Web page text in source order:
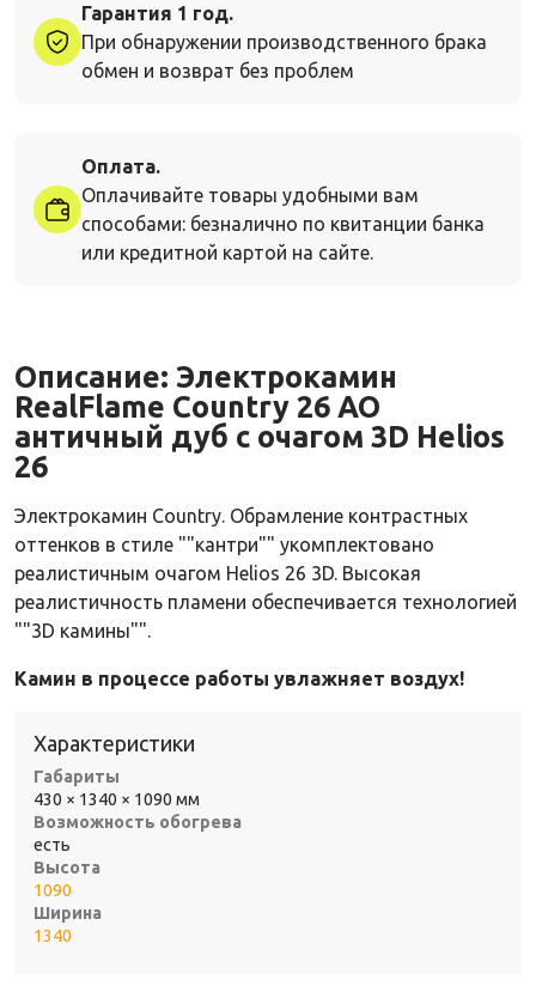
Гарантия 1 год.
При обнаружении производственного брака
обмен и возврат без проблем
Оплата.
Оплачивайте товары удобными вам
способами: безналично по квитанции банка
или кредитной картой на сайте.
Описание: Электрокамин
RealFlame Country 26 AO
античный дуб с очагом 3D Helios
26
Электрокамин Country. Обрамление контрастных
оттенков в стиле ""кантри"" укомплектовано
реалистичным очагом Helios 26 3D. Высокая
реалистичность пламени обеспечивается технологией
""3D камины"".
Камин в процессе работы увлажняет воздух!
Характеристики
Габариты
430 × 1340 × 1090 мм
Возможность обогрева
есть
Высота
1090
Ширина
1340